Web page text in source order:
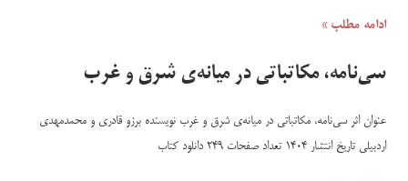
ادامه مطلب »
سی‌نامه، مکاتباتی در میانه‌ی شرق و غرب
عنوان اثر سی‌نامه، مکاتباتی در میانه‌ی شرق و غرب نویسنده برزو قادری و محمدمهدی
اردبیلی تاریخ انتشار 1404 تعداد صفحات 249 دانلود کتاب